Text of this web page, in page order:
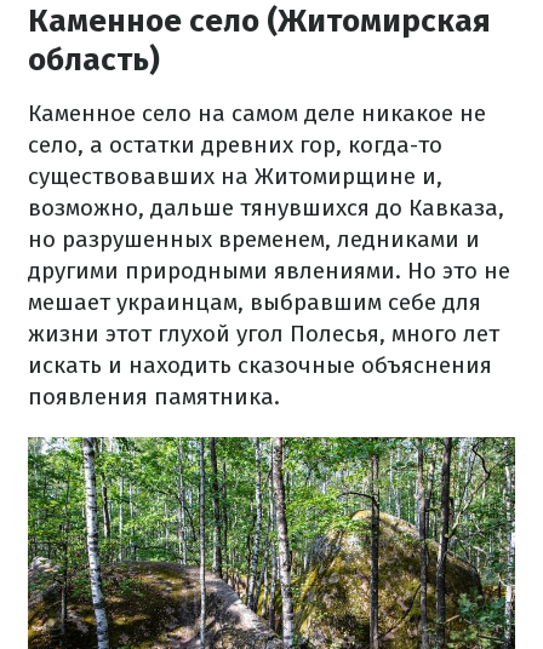
Каменное село (Житомирская
область)
Каменное село на самом деле никакое не
село, а остатки древних гор, когда-то
существовавших на Житомирщине и,
возможно, дальше тянувшихся до Кавказа,
но разрушенных временем, ледниками и
другими природными явлениями. Но это не
мешает украинцам, выбравшим себе для
жизни этот глухой угол Полесья, много лет
искать и находить сказочные объяснения
появления памятника.